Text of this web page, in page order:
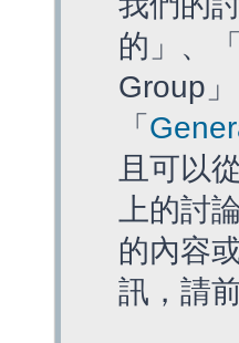
的」、
Group
「
且可以從
上的討
的內容
訊，請